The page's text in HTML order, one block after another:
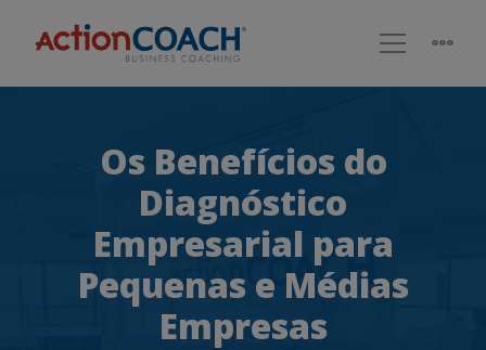
Os Benefícios do
Diagnóstico
Empresarial para
Pequenas e Médias
Empresas